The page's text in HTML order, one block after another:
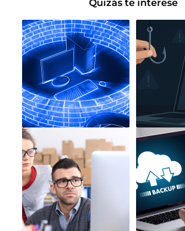
Quizás te interese